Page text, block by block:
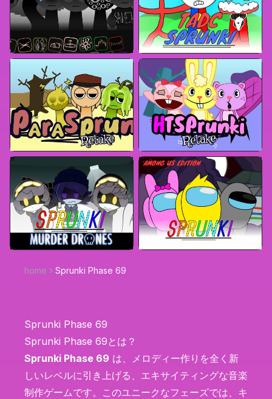
home Sprunki Phase 69
Sprunki Phase 69
Sprunki Phase 69とは？
Sprunki Phase 69 は、メロディー作りを全く新
しいレベルに引き上げる、エキサイティングな音楽
制作ゲームです。このユニークなフェーズでは、キ